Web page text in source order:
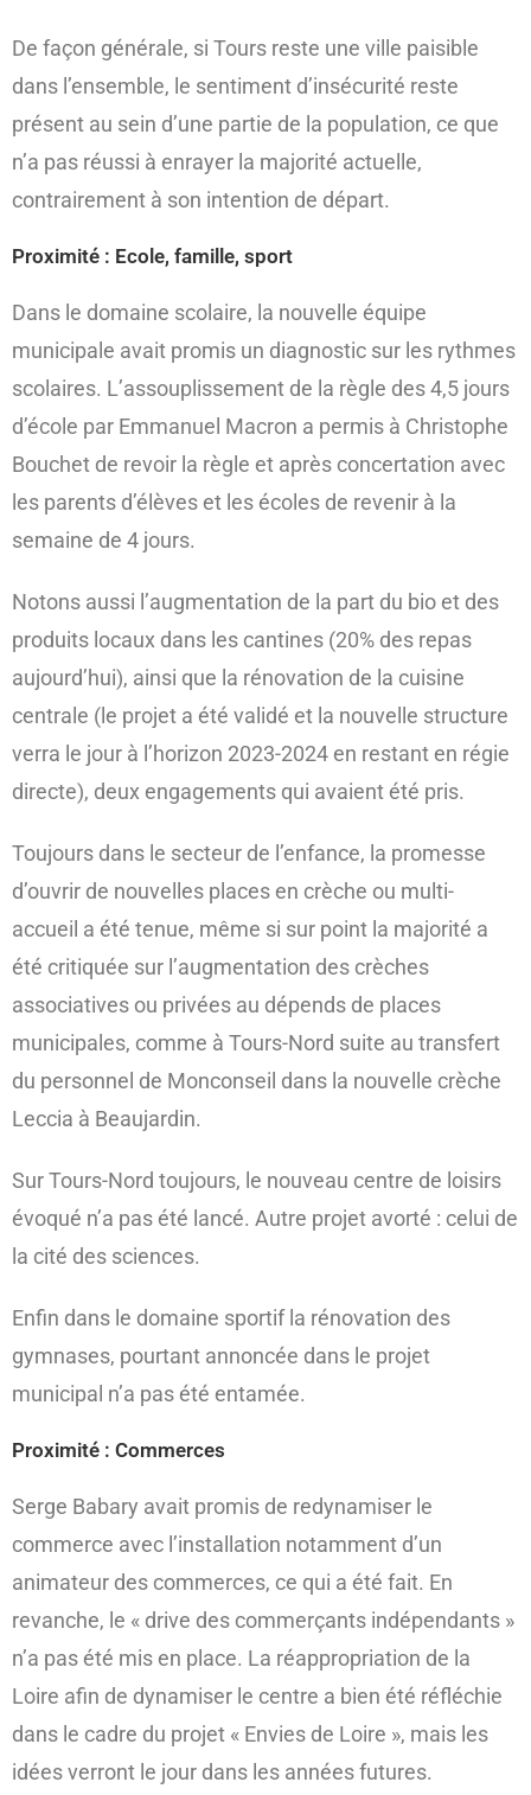
De façon générale, si Tours reste une ville paisible
dans l’ensemble, le sentiment d’insécurité reste
présent au sein d’une partie de la population, ce que
n’a pas réussi à enrayer la majorité actuelle,
contrairement à son intention de départ.
Proximité : Ecole, famille, sport
Dans le domaine scolaire, la nouvelle équipe
municipale avait promis un diagnostic sur les rythmes
scolaires. L’assouplissement de la règle des 4,5 jours
d’école par Emmanuel Macron a permis à Christophe
Bouchet de revoir la règle et après concertation avec
les parents d’élèves et les écoles de revenir à la
semaine de 4 jours.
Notons aussi l’augmentation de la part du bio et des
produits locaux dans les cantines (20% des repas
aujourd’hui), ainsi que la rénovation de la cuisine
centrale (le projet a été validé et la nouvelle structure
verra le jour à l’horizon 2023-2024 en restant en régie
directe), deux engagements qui avaient été pris.
Toujours dans le secteur de l’enfance, la promesse
d’ouvrir de nouvelles places en crèche ou multi-
accueil a été tenue, même si sur point la majorité a
été critiquée sur l’augmentation des crèches
associatives ou privées au dépends de places
municipales, comme à Tours-Nord suite au transfert
du personnel de Monconseil dans la nouvelle crèche
Leccia à Beaujardin.
Sur Tours-Nord toujours, le nouveau centre de loisirs
évoqué n’a pas été lancé. Autre projet avorté : celui de
la cité des sciences.
Enfin dans le domaine sportif la rénovation des
gymnases, pourtant annoncée dans le projet
municipal n’a pas été entamée.
Proximité : Commerces
Serge Babary avait promis de redynamiser le
commerce avec l’installation notamment d’un
animateur des commerces, ce qui a été fait. En
revanche, le « drive des commerçants indépendants »
n’a pas été mis en place. La réappropriation de la
Loire afin de dynamiser le centre a bien été réfléchie
dans le cadre du projet « Envies de Loire », mais les
idées verront le jour dans les années futures.